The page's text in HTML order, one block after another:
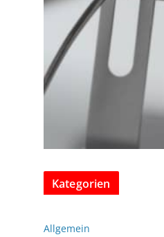
Kategorien
Allgemein